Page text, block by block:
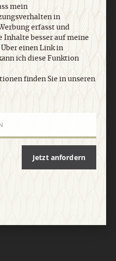
mein
in
erfasst und
Inhalte besser auf meine
einen Link in
ich diese Funktion
finden Sie in unseren
Jetzt anfordern